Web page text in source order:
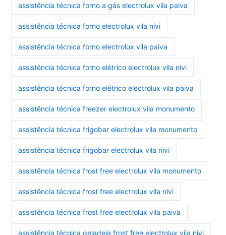
assistência técnica forno a gás electrolux vila paiva
assistência técnica forno electrolux vila nivi
assistência técnica forno electrolux vila paiva
assistência técnica forno elétrico electrolux vila nivi
assistência técnica forno elétrico electrolux vila paiva
assistência técnica freezer electrolux vila monumento
assistência técnica frigobar electrolux vila monumento
assistência técnica frigobar electrolux vila nivi
assistência técnica frost free electrolux vila monumento
assistência técnica frost free electrolux vila nivi
assistência técnica frost free electrolux vila paiva
assistência técnica geladeia frost free electrolux vila nivi